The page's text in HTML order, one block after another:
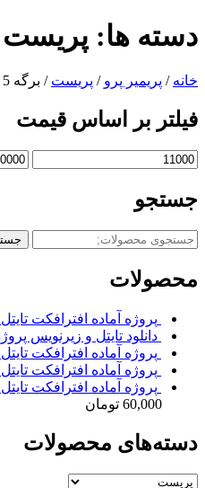
دسته ها: پریست
خانه / پریمیر پرو / پریست / برگه 5
فیلتر بر اساس قیمت
حداقل
جستجو
جستجو
محصولات
پروژه آماده افترافکت
دانلود تایتل و زیرنویس‌
پروژه آماده افترافکت
پروژه آماده افترافکت
پروژه آماده افترافکت
60,000 تومان
دسته‌های محصولات